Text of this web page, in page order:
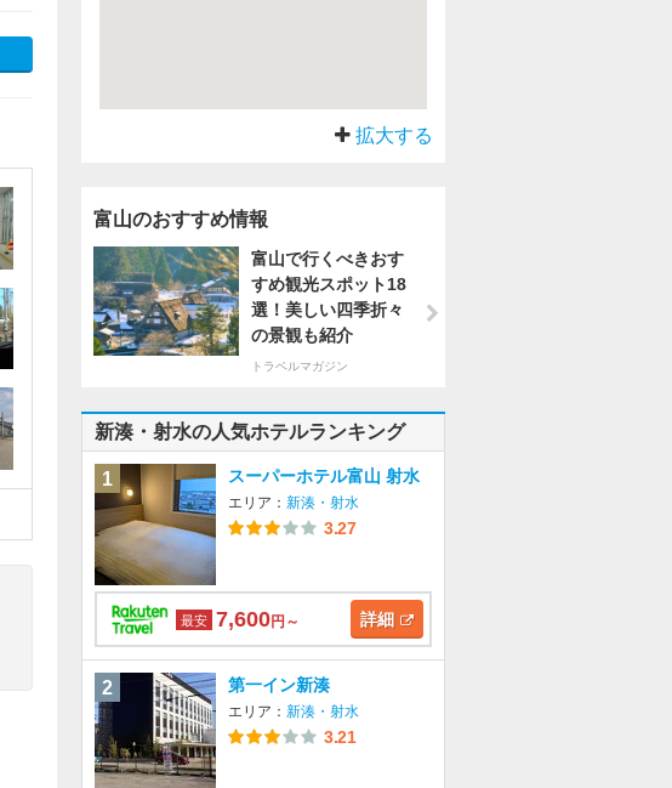
拡大する
富山のおすすめ情報
富山で行くべきおす
すめ観光スポット18
選！美しい四季折々
の景観も紹介
トラベルマガジン
新湊・射水の人気ホテルランキング
1 スーパーホテル富山 射水
エリア： 新湊・射水
3.27
最安 7,600円～ 詳細
2 第一イン新湊
エリア： 新湊・射水
3.21